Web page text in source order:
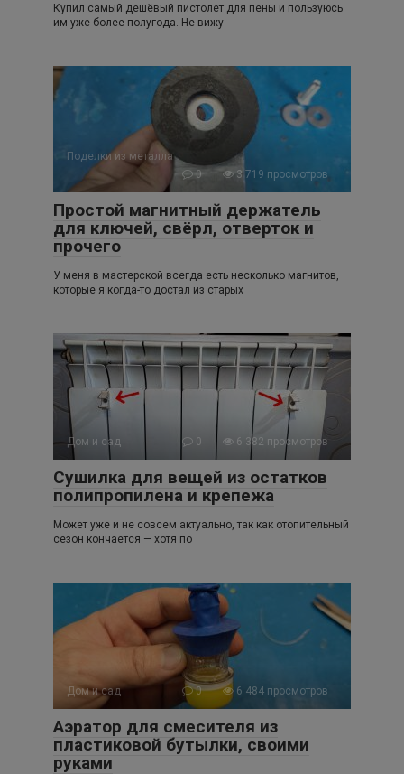
Купил самый дешёвый пистолет для пены и пользуюсь
им уже более полугода. Не вижу
Поделки из металла
0
3 719 просмотров
Простой магнитный держатель
для ключей, свёрл, отверток и
прочего
У меня в мастерской всегда есть несколько магнитов,
которые я когда-то достал из старых
Дом и сад 0 6 382 просмотров
Cушилка для вещей из остатков
полипропилена и крепежа
Может уже и не совсем актуально, так как отопительный
сезон кончается — хотя по
Дом и сад 0 6 484 просмотров
Аэратор для смесителя из
пластиковой бутылки, своими
руками